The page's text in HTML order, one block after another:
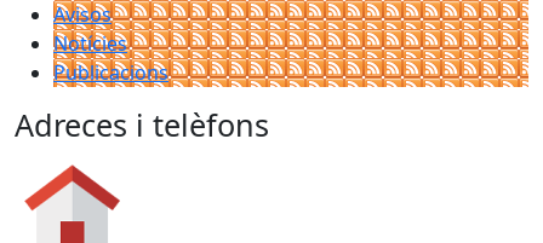
Avisos
Notícies
Publicacions
Adreces i telèfons